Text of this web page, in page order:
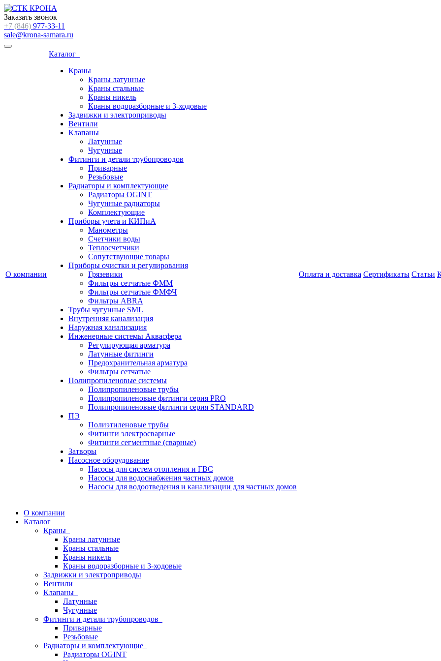
Заказать звонок
+7 (846) 977-33-11
sale@krona-samara.ru
О компании
Каталог
Краны
Краны латунные
Краны стальные
Краны никель
Краны водоразборные и 3-ходовые
Задвижки и электроприводы
Вентили
Клапаны
Латунные
Чугунные
Фитинги и детали трубопроводов
Приварные
Резьбовые
Радиаторы и комплектующие
Радиаторы OGINT
Чугунные радиаторы
Комплектующие
Приборы учета и КИПиА
Манометры
Счетчики воды
Теплосчетчики
Сопутствующие товары
Приборы очистки и регулирования
Грязевики
Фильтры сетчатые ФММ
Фильтры сетчатые ФМФЧ
Фильтры ABRA
Трубы чугунные SML
Внутренняя канализация
Наружная канализация
Инженерные системы Аквасфера
Регулирующая арматура
Латунные фитинги
Предохранительная арматура
Фильтры сетчатые
Полипропиленовые системы
Полипропиленовые трубы
Полипропиленовые фитинги серия PRO
Полипропиленовые фитинги серия STANDARD
ПЭ
Полиэтиленовые трубы
Фитинги электросварные
Фитинги сегментные (сварные)
Затворы
Насосное оборудование
Насосы для систем отопления и ГВС
Насосы для водоснабжения частных домов
Насосы для водоотведения и канализации для частных домов
Оплата и доставка Сертификаты Статьи
О компании
Каталог
Краны
Краны латунные
Краны стальные
Краны никель
Краны водоразборные и 3-ходовые
Задвижки и электроприводы
Вентили
Клапаны
Латунные
Чугунные
Фитинги и детали трубопроводов
Приварные
Резьбовые
Радиаторы и комплектующие
Радиаторы OGINT